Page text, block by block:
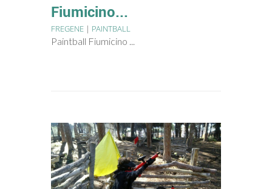
Fiumicino...
FREGENE | PAINTBALL
Paintball Fiumicino ...